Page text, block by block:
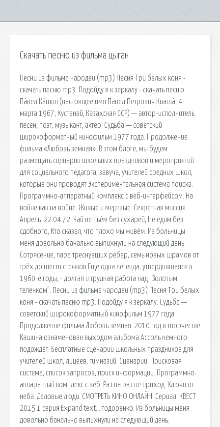
Скачать песню из фильма цыган
Песни из фильма чародеи (mp3) Песня Три белых коня -
скачать песню mp3. Подойду я к зеркалу - скачать песню.
Па́вел Ка́шин (настоящее имя Павел Петрович Кваша́; 4
марта 1967, Кустанай, Казахская ССР) — автор-исполнитель
песен, поэт, музыкант, актёр. Судьба — советский
широкоформатный кинофильм 1977 года. Продолжение
фильма «Любовь земная». В этом блоге, мы будем
размещать сценарии школьных праздников и мероприятий
для социального педагога, завуча, учителей средних школ,
которые они проводят Экспериментальная система поиска.
Программно-аппаратный комплекс с веб-интерфейсом. На
войне как на войне. Живые и мертвые. Секретная миссия.
Апрель. 22.04.72. Чай не пьём без сухарей, Не едим без
сдобного, Кто сказал, что плохо мы живём. Из больницы
меня довольно банально выпихнули на следующий день.
Сотрясение, пара треснувших рёбер, семь новых шрамов от
трёх до шести стежков Еще одна легенда, утвердившаяся в
1960-е годы, - долгая и трудная работа над "Золотым
теленком". Песни из фильма чародеи (mp3) Песня Три белых
коня - скачать песню mp3. Подойду я к зеркалу. Судьба —
советский широкоформатный кинофильм 1977 года.
Продолжение фильма Любовь земная. 2010 год в творчестве
Кашина ознаменован выходом альбома Ассоль немного
подождёт. Бесплатные сценарии школьных праздников для
учителей школ, лицеев, гимназий. Сценарии. Поисковая
сиcтема, список запросов, поиск информации. Программно-
аппаратный комплекс с веб. Раз на раз не приход. Ключи от
неба. Деловые люди. СМОТРЕТЬ КИНО ОНЛАЙН! Сериал: КВЕСТ
2015 1 серия Expand text… тодоренко. Из больницы меня
довольно банально выпихнули на следующий день.